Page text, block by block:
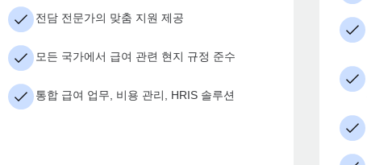
전담 전문가의 맞춤 지원 제공
모든 국가에서 급여 관련 현지 규정 준수
통합 급여 업무, 비용 관리, HRIS 솔루션